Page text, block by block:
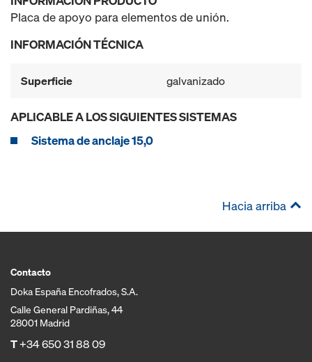
Placa de apoyo para elementos de unión.
INFORMACIÓN TÉCNICA
Superficie galvanizado
APLICABLE A LOS SIGUIENTES SISTEMAS
Sistema de anclaje 15,0
Hacia arriba
Contacto
Doka España Encofrados, S.A.
Calle General Pardiñas, 44
28001 Madrid
T+34 650 31 88 09